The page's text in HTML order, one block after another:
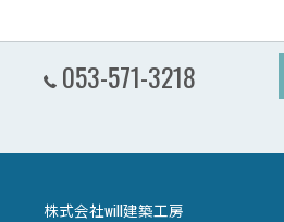
053-571-3218
株式会社will建築工房